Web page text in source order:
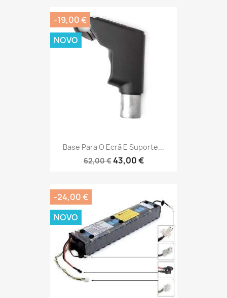
Base Para O Ecrã E Suporte...
62,00 €43,00 €
-19,00 €
NOVO
-24,00 €
NOVO